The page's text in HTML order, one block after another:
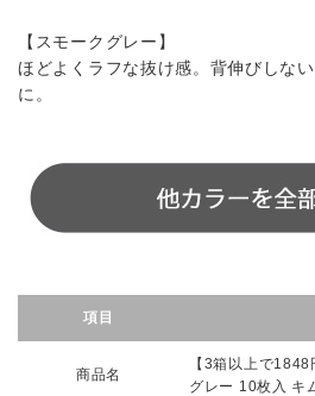
【スモークグレー】
ほどよくラフな抜け感。背伸びしな
に。
項目
商品名
【3箱以上で
グレー 10枚入 キ